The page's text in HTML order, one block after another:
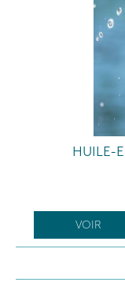
HUILE-
VOIR